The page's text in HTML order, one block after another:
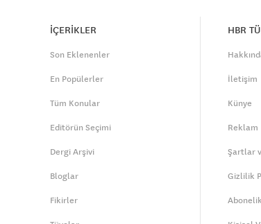
İÇERİKLER
Son Eklenenler
En Popülerler
Tüm Konular
Editörün Seçimi
Dergi Arşivi
Bloglar
Fikirler
HBR
İletişim
Künye
Reklam
Şartlar
Gizlilik